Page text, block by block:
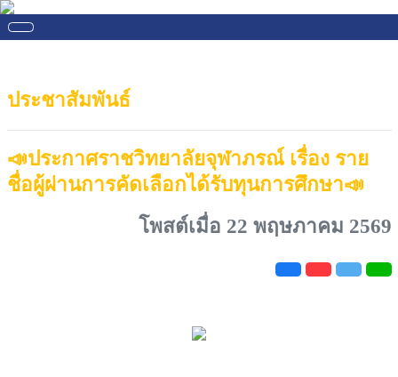
ประชาสัมพันธ์
📣ประกาศราชวิทยาลัยจุฬาภรณ์ เรื่อง ราย
ชื่อผู้ผ่านการคัดเลือกได้รับทุนการศึกษา📣
โพสต์เมื่อ 22 พฤษภาคม 2569